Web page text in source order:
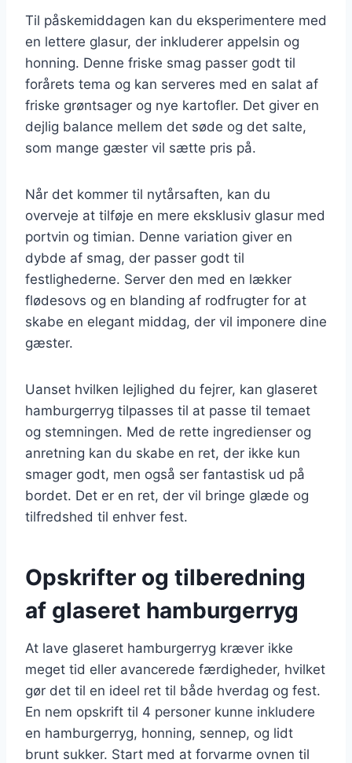
Til påskemiddagen kan du eksperimentere med
en lettere glasur, der inkluderer appelsin og
honning. Denne friske smag passer godt til
forårets tema og kan serveres med en salat af
friske grøntsager og nye kartofler. Det giver en
dejlig balance mellem det søde og det salte,
som mange gæster vil sætte pris på.
Når det kommer til nytårsaften, kan du
overveje at tilføje en mere eksklusiv glasur med
portvin og timian. Denne variation giver en
dybde af smag, der passer godt til
festlighederne. Server den med en lækker
flødesovs og en blanding af rodfrugter for at
skabe en elegant middag, der vil imponere dine
gæster.
Uanset hvilken lejlighed du fejrer, kan glaseret
hamburgerryg tilpasses til at passe til temaet
og stemningen. Med de rette ingredienser og
anretning kan du skabe en ret, der ikke kun
smager godt, men også ser fantastisk ud på
bordet. Det er en ret, der vil bringe glæde og
tilfredshed til enhver fest.
Opskrifter og tilberedning
af glaseret hamburgerryg
At lave glaseret hamburgerryg kræver ikke
meget tid eller avancerede færdigheder, hvilket
gør det til en ideel ret til både hverdag og fest.
En nem opskrift til 4 personer kunne inkludere
en hamburgerryg, honning, sennep, og lidt
brunt sukker. Start med at forvarme ovnen til